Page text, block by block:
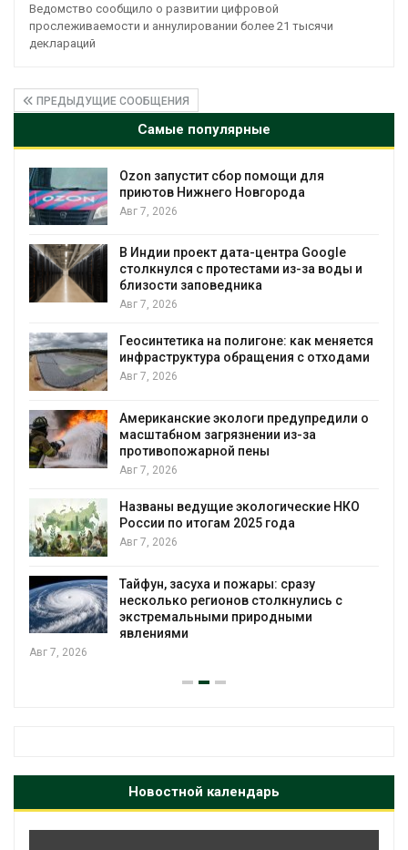
Ведомство сообщило о развитии цифровой
прослеживаемости и аннулировании более 21 тысячи
деклараций
ПРЕДЫДУЩИЕ СООБЩЕНИЯ
Самые популярные
Солнечные панели над каналами
позволяют одновременно
вырабатывать энергию и экономить
Авг 7, 2026
Дождевая вода с крыш может помочь
городам переживать жару
Минприроды потребовало ускорить
строительство мусорных объектов и
Панамский канал вновь ограничивает
загрузку судов из-за дефицита пресной
воды
В китайской провинции Шэньси из-за
паводков эвакуировали более 140 тыс.
Авг 6, 2026
МЕГА и ВкусВилл установили
экообменники для сбора вторсырья
Новостной календарь